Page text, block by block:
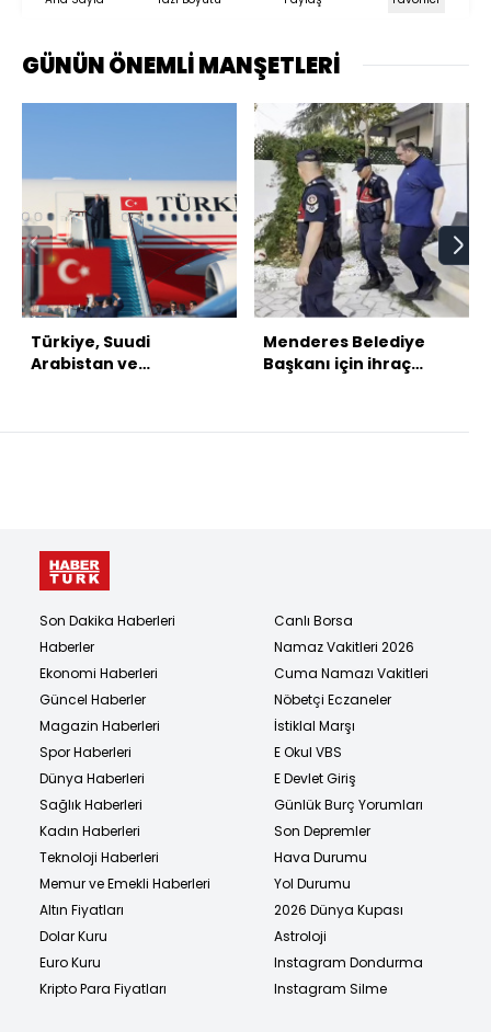
GÜNÜN ÖNEMLİ MANŞETLERİ
Türkiye, Suudi
Arabistan ve
Menderes Belediye
Başkanı için ihraç
Son Dakika Haberleri
Haberler
Ekonomi Haberleri
Güncel Haberler
Magazin Haberleri
Spor Haberleri
Dünya Haberleri
Sağlık Haberleri
Kadın Haberleri
Teknoloji Haberleri
Memur ve Emekli Haberleri
Altın Fiyatları
Dolar Kuru
Euro Kuru
Kripto Para Fiyatları
Canlı Borsa
Namaz Vakitleri 2026
Cuma Namazı Vakitleri
Nöbetçi Eczaneler
İstiklal Marşı
E Okul VBS
E Devlet Giriş
Günlük Burç Yorumları
Son Depremler
Hava Durumu
Yol Durumu
2026 Dünya Kupası
Astroloji
Instagram Dondurma
Instagram Silme